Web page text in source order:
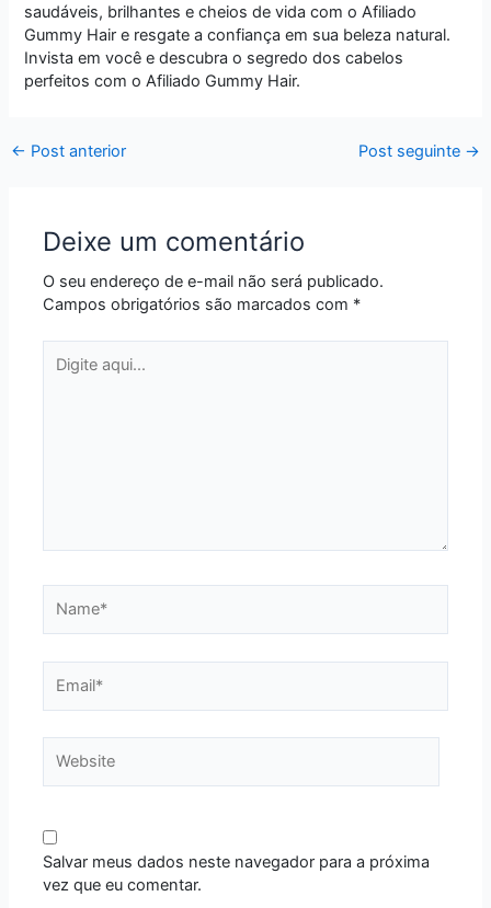
saudáveis, brilhantes e cheios de vida com o Afiliado
Gummy Hair e resgate a confiança em sua beleza natural.
Invista em você e descubra o segredo dos cabelos
perfeitos com o Afiliado Gummy Hair.
← Post anterior Post seguinte →
Deixe um comentário
O seu endereço de e-mail não será publicado.
Campos obrigatórios são marcados com *
aqui...
Salvar meus dados neste navegador para a próxima
vez que eu comentar.